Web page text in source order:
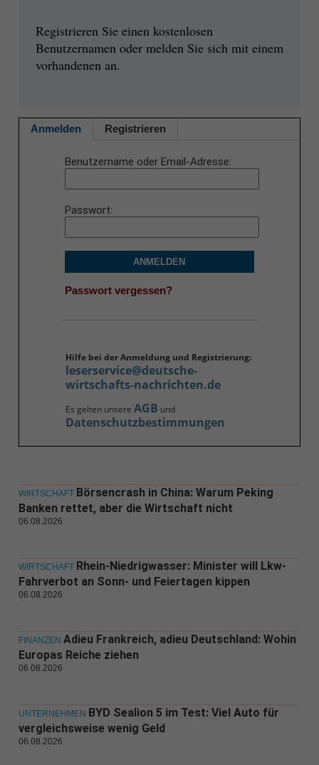
Registrieren Sie einen kostenlosen
Benutzernamen oder melden Sie sich mit einem
vorhandenen an.
Anmelden Registrieren
Benutzername oder Email-Adresse
Passwort
ANMELDEN
Passwort vergessen?
Hilfe bei der Anmeldung und Registrierung:
leserservice@deutsche-
wirtschafts-nachrichten.de
Es gelten unsere AGB und
Datenschutzbestimmungen
WIRTSCHAFT Börsencrash in China: Warum Peking
Banken rettet, aber die Wirtschaft nicht
06.08.2026
WIRTSCHAFT Rhein-Niedrigwasser: Minister will Lkw-
Fahrverbot an Sonn- und Feiertagen kippen
06.08.2026
FINANZEN Adieu Frankreich, adieu Deutschland: Wohin
Europas Reiche ziehen
06.08.2026
UNTERNEHMEN BYD Sealion 5 im Test: Viel Auto für
vergleichsweise wenig Geld
06.08.2026